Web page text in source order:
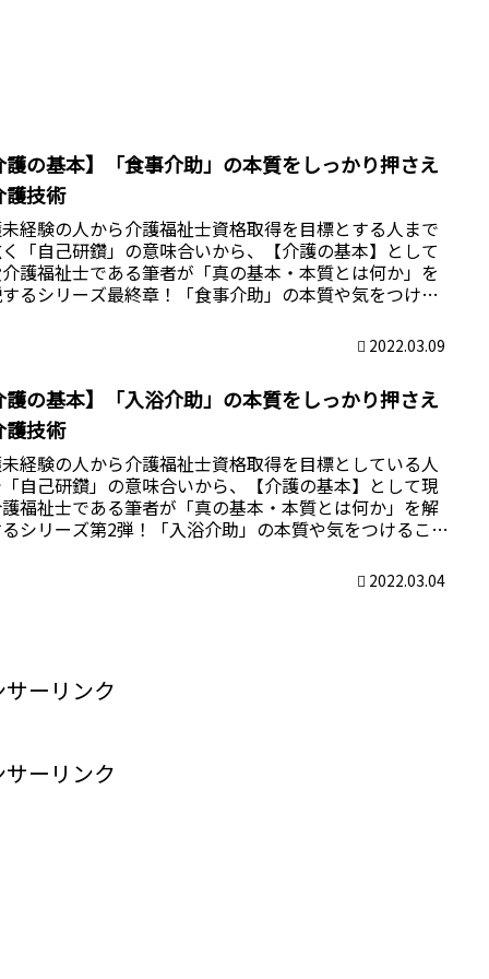
護の基本】「食事介助」の本質をしっかり押さえ
護技術
経験の人から介護福祉士資格取得を目標とする人まで
「自己研鑽」の意味合いから、【介護の基本】として
護福祉士である筆者が「真の基本・本質とは何か」を
るシリーズ最終章！「食事介助」の本質や気をつける
2022.03.09
護の基本】「入浴介助」の本質をしっかり押さえ
護技術
経験の人から介護福祉士資格取得を目標としている人
自己研鑽」の意味合いから、【介護の基本】として現
福祉士である筆者が「真の基本・本質とは何か」を解
シリーズ第2弾！「入浴介助」の本質や気をつけるこ
2022.03.04
ーリンク
ーリンク